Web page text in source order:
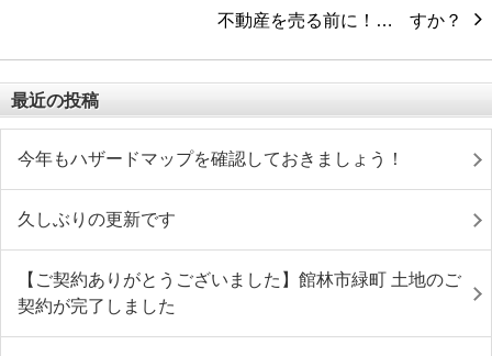
不動産を売る前に！…
最近の投稿
今年もハザードマップを確認しておきましょう！
久しぶりの更新です
【ご契約ありがとうございました】館林市緑町 土地のご
契約が完了しました